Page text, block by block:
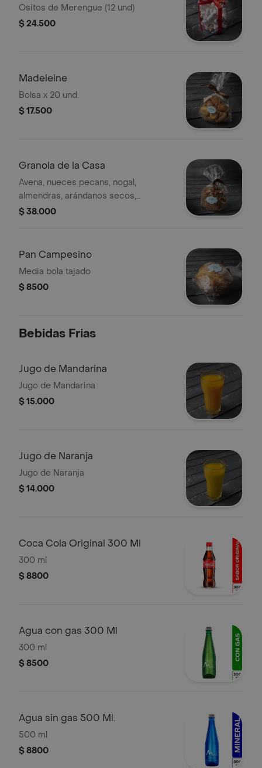
Ositos de Merengue (12 und)
$ 24.500
Madeleine
Bolsa x 20 und.
$ 17.500
Granola de la Casa
Avena, nueces pecans, nogal,
almendras, arándanos secos,
edulzado con miel y map le
$ 38.000
Pan Campesino
Media bola tajado
$ 8500
Bebidas Frias
Jugo de Mandarina
Jugo de Mandarina
$ 15.000
Jugo de Naranja
Jugo de Naranja
$ 14.000
Coca Cola Original 300 Ml
300 ml
$ 8800
Agua con gas 300 Ml
300 ml
$ 8500
Agua sin gas 500 Ml.
500 ml
$ 8800